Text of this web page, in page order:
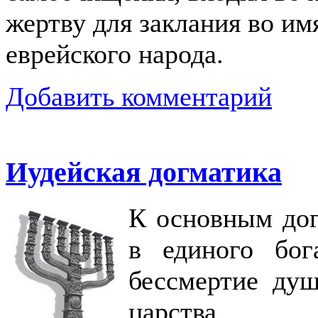
жертву для заклания во
еврейского народа.
Добавить комментарий
Иудейская догматика
К основным
в единого
бессмертие
царства.